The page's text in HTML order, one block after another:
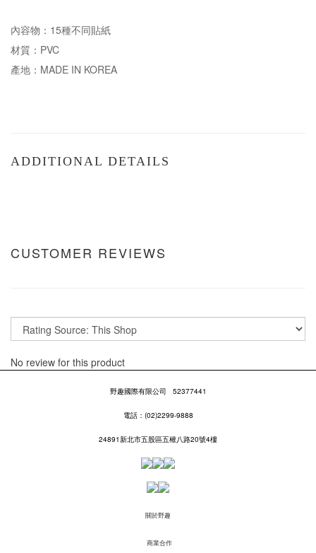
內容物：15種不同貼紙
材質：PVC
產地：MADE IN KOREA
ADDITIONAL DETAILS
CUSTOMER REVIEWS
No review for this product
野趣國際有限公司 52377441
電話：(02)2299-9888
24891新北市五股區五權八路20號4樓
關於野趣
商業合作